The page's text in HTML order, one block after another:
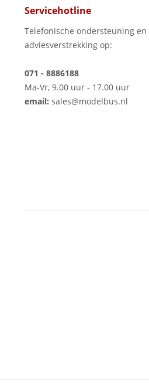
Servicehotline
Telefonische ondersteuning en
adviesverstrekking op:
071 - 8886188
Ma-Vr, 9.00 uur - 17.00 uur
email: sales@modelbus.nl